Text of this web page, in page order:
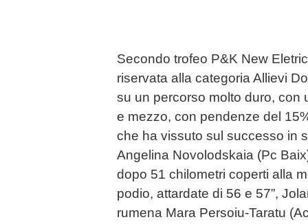
Secondo trofeo P&K New
riservata alla categoria Allievi
su un percorso molto duro, con
e mezzo, con pendenze del
che ha vissuto sul successo in
Angelina Novolodskaia (Pc
dopo 51 chilometri coperti alla
podio, attardate di 56 e 57”,
rumena Mara Persoiu-Taratu